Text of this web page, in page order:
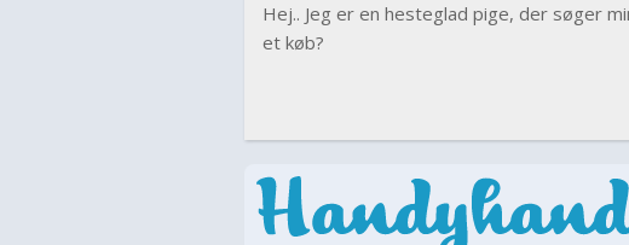
Hej.. Jeg er en hesteglad pige, der søger
et køb?